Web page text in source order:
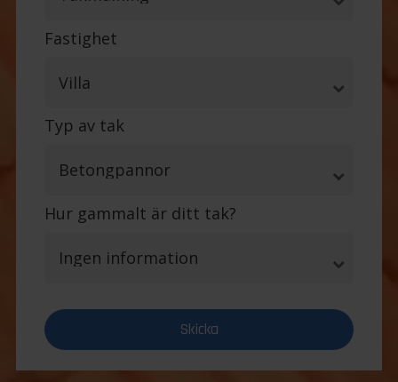
Fastighet
Typ av tak
Hur gammalt är ditt tak?